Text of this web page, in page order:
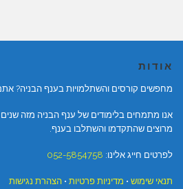
אודות
מחפשים קורסים והשתלמויות בענף הבניה?
אנו מתמחים בלימודים של ענף הבניה מזה
מרוצים שהתקדמו והשתלבו בענף.
לפרטים חייג אלינו: 052-5854758
תנאי שימוש • מדיניות פרטיות • הצהרת נגישות